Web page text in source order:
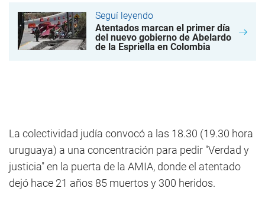
Seguí leyendo
Atentados marcan el primer día
del nuevo gobierno de Abelardo
de la Espriella en Colombia
La colectividad judía convocó a las 18.30 (19.30 hora
uruguaya) a una concentración para pedir "Verdad y
justicia" en la puerta de la AMIA, donde el atentado
dejó hace 21 años 85 muertos y 300 heridos.